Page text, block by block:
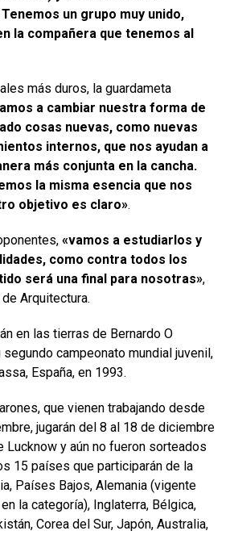
un grupo muy unido,
la compañera que tenemos al
más duros, la guardameta
a cambiar nuestra forma de
cosas nuevas, como nuevas
internos, que nos ayudan a
más conjunta en la cancha.
la misma esencia que nos
objetivo es claro».
«vamos a estudiarlos y
como contra todos los
será una final para nosotras»,
Arquitectura.
en las tierras de Bernardo O
campeonato mundial juvenil,
España, en 1993.
que vienen trabajando desde
jugarán del 8 al 18 de diciembre
Lucknow y aún no fueron sorteados
15 países que participarán de la
Países Bajos, Alemania (vigente
la categoría), Inglaterra, Bélgica,
Corea del Sur, Japón, Australia,